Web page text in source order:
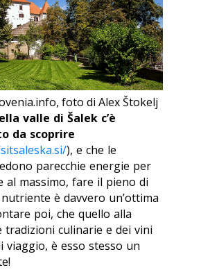
foto di Alex Štokelj
valle di Šalek c’è
da scoprire
), e che le
parecchie energie per
al massimo, fare il pieno di
è davvero un’ottima
poi, che quello alla
tradizioni culinarie e dei vini
viaggio, è esso stesso un